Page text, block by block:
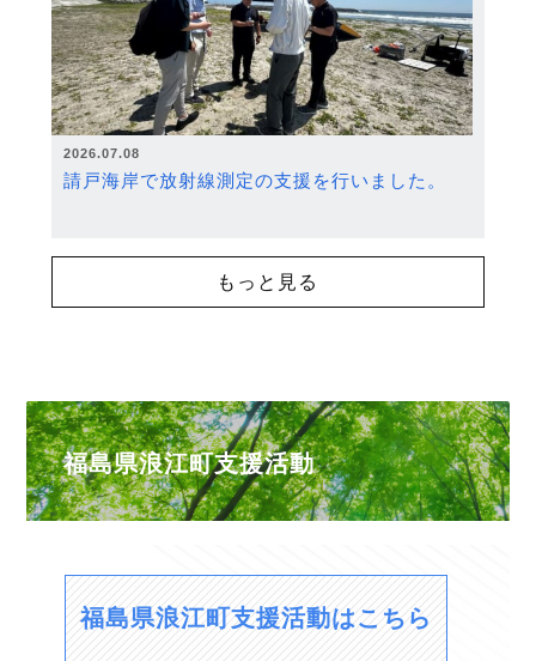
2026.07.08
請戸海岸で放射線測定の支援を行いました。
もっと見る
福島県浪江町支援活動
福島県浪江町支援活動はこちら